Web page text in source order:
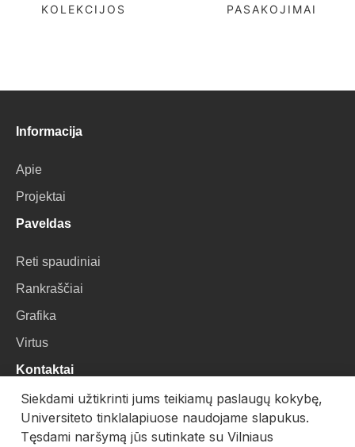
KOLEKCIJOS PASAKOJIMAI
Informacija
Apie
Projektai
Paveldas
Reti spaudiniai
Rankraščiai
Grafika
Virtus
Kontaktai
VU Biblioteka
Universiteto g. 3, LT-01122, Vilnius
Siekdami užtikrinti jums teikiamų paslaugų kokybę,
Universiteto tinklalapiuose naudojame slapukus.
Tęsdami naršymą jūs sutinkate su Vilniaus